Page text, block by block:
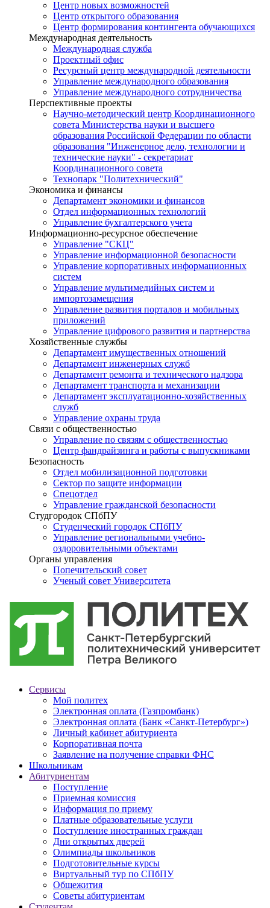
Центр новых возможностей
Центр открытого образования
Центр формирования контингента обучающихся
Международная деятельность
Международная служба
Проектный офис
Ресурсный центр международной деятельности
Управление международного образования
Управление международного сотрудничества
Перспективные проекты
Научно-методический центр Координационного
совета Министерства науки и высшего
образования Российской Федерации по области
образования "Инженерное дело, технологии и
технические науки" - секретариат
Координационного совета
Технопарк "Политехнический"
Экономика и финансы
Департамент экономики и финансов
Отдел информационных технологий
Управление бухгалтерского учета
Информационно-ресурсное обеспечение
Управление "СКЦ"
Управление информационной безопасности
Управление корпоративных информационных
систем
Управление мультимедийных систем и
импортозамещения
Управление развития порталов и мобильных
приложений
Управление цифрового развития и партнерства
Хозяйственные службы
Департамент имущественных отношений
Департамент инженерных служб
Департамент ремонта и технического надзора
Департамент транспорта и механизации
Департамент эксплуатационно-хозяйственных
служб
Управление охраны труда
Связи с общественностью
Управление по связям с общественностью
Центр фандрайзинга и работы с выпускниками
Безопасность
Отдел мобилизационной подготовки
Сектор по защите информации
Спецотдел
Управление гражданской безопасности
Студгородок СПбПУ
Студенческий городок СПбПУ
Управление региональными учебно-
оздоровительными объектами
Органы управления
Попечительский совет
Ученый совет Университета
Сервисы
Мой политех
Электронная оплата (Газпромбанк)
Электронная оплата (Банк «Санкт-Петербург»)
Личный кабинет абитуриента
Корпоративная почта
Заявление на получение справки ФНС
Школьникам
Абитуриентам
Поступление
Приемная комиссия
Информация по приему
Платные образовательные услуги
Поступление иностранных граждан
Дни открытых дверей
Олимпиады школьников
Подготовительные курсы
Виртуальный тур по СПбПУ
Общежития
Советы абитуриентам